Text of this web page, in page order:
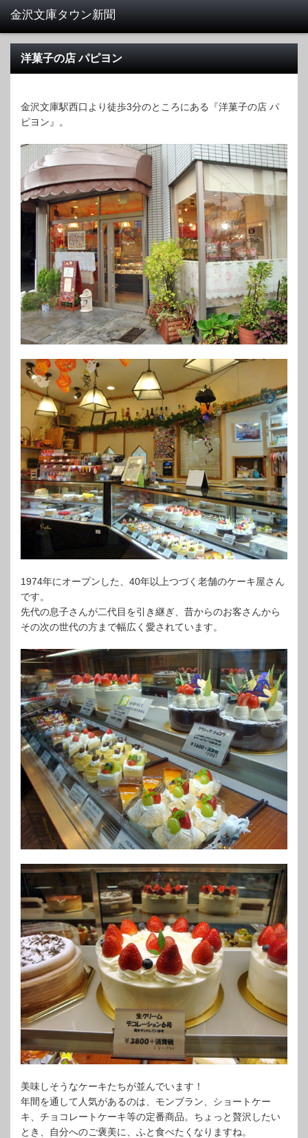
洋菓子の店 パピヨン
金沢文庫駅西口より徒歩3分のところにある『洋菓子の店 パ
ピヨン』。
1974年にオープンした、40年以上つづく老舗のケーキ屋さん
です。
先代の息子さんが二代目を引き継ぎ、昔からのお客さんから
その次の世代の方まで幅広く愛されています。
美味しそうなケーキたちが並んでいます！
年間を通して人気があるのは、モンブラン、ショートケー
キ、チョコレートケーキ等の定番商品。ちょっと贅沢したい
とき、自分へのご褒美に、ふと食べたくなりますね。